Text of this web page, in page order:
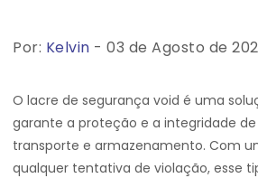
Por: Kelvin - 03 de Agosto de
O lacre de segurança void é uma
garante a proteção e a integridade
transporte e armazenamento. Com
qualquer tentativa de violação, esse